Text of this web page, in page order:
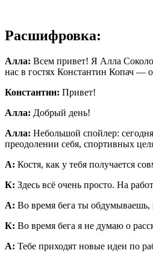
Расшифровка:
Алла: Всем привет! Я Алла
нас в гостях Константин Копач —
Константин: Привет!
Алла: Добрый день!
Алла: Небольшой спойлер:
преодолении себя, спортивных
А: Костя, как у тебя получается
К: Здесь всё очень просто. На
А: Во время бега ты обдумываешь,
К: Во время бега я не думаю о
А: Тебе приходят новые идеи по